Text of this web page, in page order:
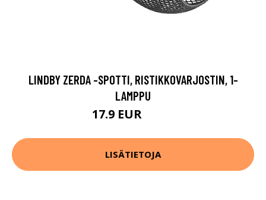
LINDBY ZERDA -SPOTTI, RISTIKKOVARJOSTIN, 1-
LAMPPU
17.9 EUR
LISÄTIETOJA